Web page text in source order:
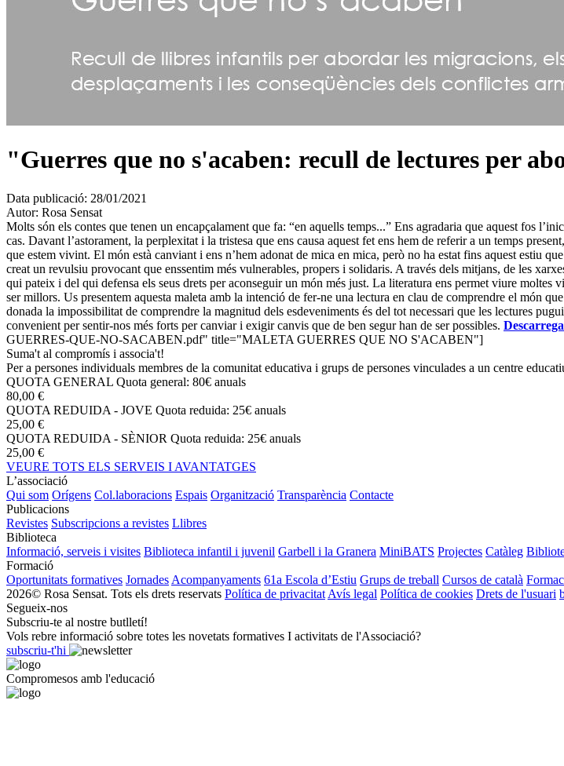
"Guerres que no s'acaben: recull de lectures per
Data publicació: 28/01/2021
Autor: Rosa Sensat
Molts són els contes que tenen un encapçalament que fa: “en aquells temps...” Ens agradaria que aquest fos
cas. Davant l’astorament, la perplexitat i la tristesa que ens causa aquest fet ens hem de referir a un temps
que estem vivint. El món està canviant i ens n’hem adonat de mica en mica, però no ha estat fins aquest estiu
creat un revulsiu provocant que enssentim més vulnerables, propers i solidaris. A través dels mitjans, de les
qui pateix i del qui defensa els seus drets per aconseguir un món més just. La literatura ens permet viure moltes
ser millors. Us presentem aquesta maleta amb la intenció de fer-ne una lectura en clau de comprendre el món
donada la impossibilitat de comprendre la magnitud dels esdeveniments és del tot necessari que les lectures
convenient per sentir-nos més forts per canviar i exigir canvis que de ben segur han de ser possibles.
GUERRES-QUE-NO-SACABEN.pdf" title="MALETA GUERRES QUE NO S'ACABEN"]
Suma't al compromís i associa't!
Per a persones individuals membres de la comunitat educativa i grups de persones vinculades a un centre
QUOTA GENERAL Quota general: 80€ anuals
80,00 €
QUOTA REDUIDA - JOVE Quota reduida: 25€ anuals
25,00 €
QUOTA REDUIDA - SÈNIOR Quota reduida: 25€ anuals
25,00 €
VEURE TOTS ELS SERVEIS I AVANTATGES
L’associació
Qui som Orígens Col.laboracions Espais Organització Transparència Contacte
Publicacions
Revistes Subscripcions a revistes Llibres
Biblioteca
Informació, serveis i visites Biblioteca infantil i juvenil Garbell i la Granera MiniBATS Projectes Catàleg
Formació
Oportunitats formatives Jornades Acompanyaments 61a Escola d’Estiu Grups de treball Cursos de català
2026© Rosa Sensat. Tots els drets reservats Política de privacitat Avís legal Política de cookies Drets de l'usuari
Segueix-nos
Subscriu-te al nostre butlletí!
Vols rebre informació sobre totes les novetats formatives I activitats de l'Associació?
subscriu-t'hi
Compromesos amb l'educació